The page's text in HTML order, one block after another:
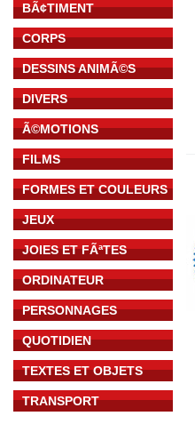
BÃ¢TIMENT
CORPS
DESSINS ANIMÃ©S
DIVERS
Ã©MOTIONS
FILMS
FORMES ET COULEURS
JEUX
JOIES ET FÃªTES
ORDINATEUR
PERSONNAGES
QUOTIDIEN
TEXTES ET OBJETS
TRANSPORT